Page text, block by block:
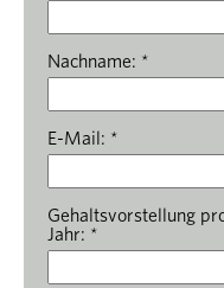
Nachname: *
E-Mail: *
Gehaltsvorstellung
Jahr: *